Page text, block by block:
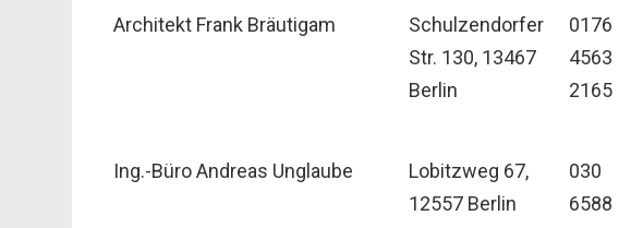
Architekt Frank Bräutigam
Schulzendorfer
Str. 130, 13467
Berlin
0176
4563
2165
Ing.-Büro Andreas Unglaube
Lobitzweg 67,
12557 Berlin
030
6588